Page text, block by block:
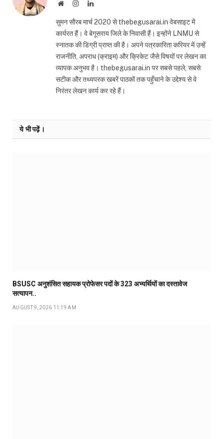
WebsiteInstagramLinkedIn
सुमन सौरब मार्च 2020 से thebegusarai.in वेबसाइट में
कार्यरत हैं। वे बेगूसराय जिले के निवासी हैं। इन्होंने LNMU से
स्नातक की डिग्री प्राप्त की है। अपने पत्रकारिता करियर में उन्हें
राजनीति, अपराध (क्राइम) और क्रिकेट जैसे विषयों पर लेखन का
व्यापक अनुभव है। thebegusarai.in पर सबसे पहले, सबसे
सटीक और तथ्यपरक खबरें पाठकों तक पहुँचाने के उद्देश्य से वे
निरंतर लेखन कार्य कर रहे हैं।
ये भी पढ़ें।
BSUSC अनुशंसित सहायक प्रोफेसर पदों के 323 अभ्यर्थियों का दस्तावेज
सत्यापन..
AUGUST 9, 2026 11:19 AM